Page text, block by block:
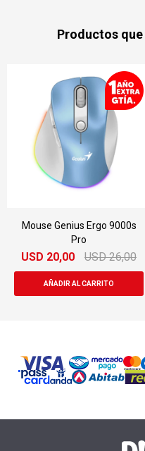
Productos
Mouse Genius Ergo 9000s
Pro
USD 20,00 USD 26,00